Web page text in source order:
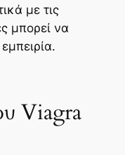
με τις
μπορεί να
Viagra